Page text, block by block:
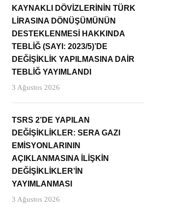
KAYNAKLI DÖVİZLERİNİN TÜRK
LİRASINA DÖNÜŞÜMÜNÜN
DESTEKLENMESİ HAKKINDA
TEBLİĞ (SAYI: 2023/5)’DE
DEĞİŞİKLİK YAPILMASINA DAİR
TEBLİĞ YAYIMLANDI
3 Ağustos 2026
TSRS 2’DE YAPILAN
DEĞİŞİKLİKLER: SERA GAZI
EMİSYONLARININ
AÇIKLANMASINA İLİŞKİN
DEĞİŞİKLİKLER’İN
YAYIMLANMASI
3 Ağustos 2026